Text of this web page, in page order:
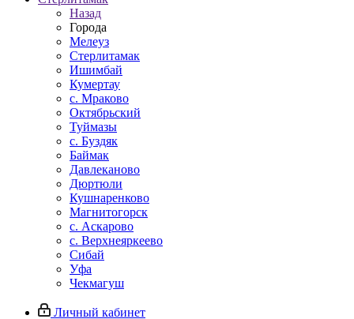
Назад
Города
Мелеуз
Стерлитамак
Ишимбай
Кумертау
c. Мраково
Октябрьский
Туймазы
c. Буздяк
Баймак
Давлеканово
Дюртюли
Кушнаренково
Магнитогорск
с. Аскарово
с. Верхнеяркеево
Сибай
Уфа
Чекмагуш
Личный кабинет